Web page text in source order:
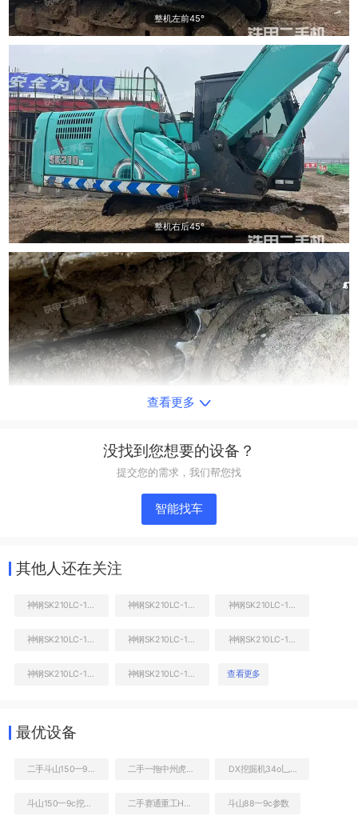
整机左前45°
整机右后45°
液压泵舱室正面整体
查看更多
没找到您想要的设备？
提交您的需求，我们帮您找
智能找车
其他人还在关注
查看更多
最优设备
二手一拖中州虎828C非公路自卸车 DX挖掘机34o乚c一9c二手
斗山88一9c参数